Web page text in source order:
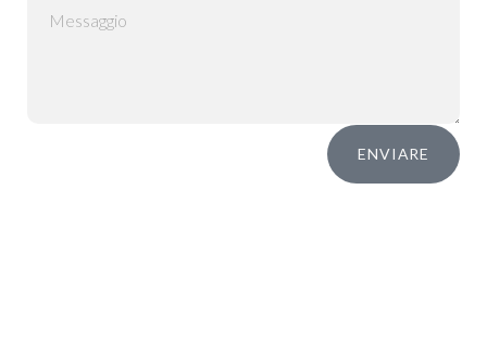
ENVIARE